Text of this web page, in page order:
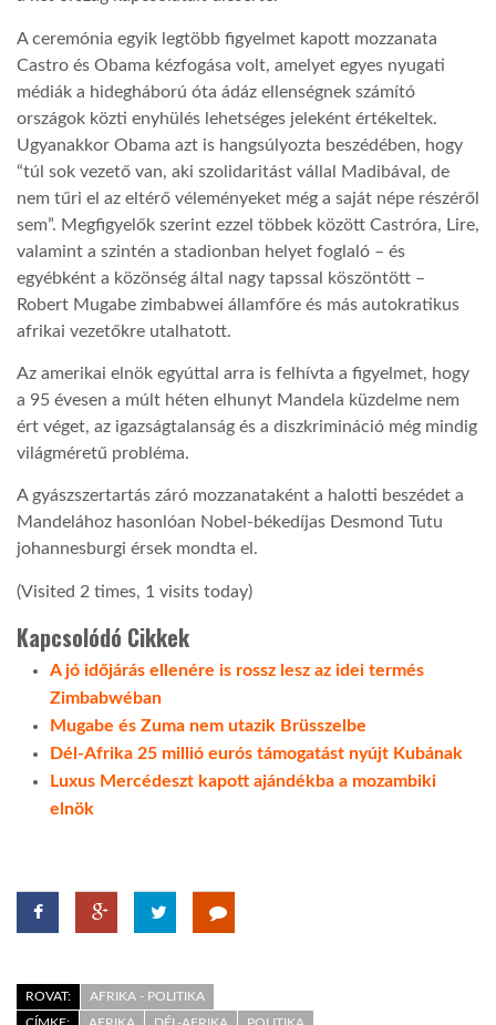
A ceremónia egyik legtöbb figyelmet kapott mozzanata
Castro és Obama kézfogása volt, amelyet egyes nyugati
médiák a hidegháború óta ádáz ellenségnek számító
országok közti enyhülés lehetséges jeleként értékeltek.
Ugyanakkor Obama azt is hangsúlyozta beszédében, hogy
“túl sok vezető van, aki szolidaritást vállal Madibával, de
nem tűri el az eltérő véleményeket még a saját népe részéről
sem”. Megfigyelők szerint ezzel többek között Castróra, Lire,
valamint a szintén a stadionban helyet foglaló – és
egyébként a közönség által nagy tapssal köszöntött –
Robert Mugabe zimbabwei államfőre és más autokratikus
afrikai vezetőkre utalhatott.
Az amerikai elnök egyúttal arra is felhívta a figyelmet, hogy
a 95 évesen a múlt héten elhunyt Mandela küzdelme nem
ért véget, az igazságtalanság és a diszkrimináció még mindig
világméretű probléma.
A gyászszertartás záró mozzanataként a halotti beszédet a
Mandelához hasonlóan Nobel-békedíjas Desmond Tutu
johannesburgi érsek mondta el.
(Visited 2 times, 1 visits today)
Kapcsolódó Cikkek
A jó időjárás ellenére is rossz lesz az idei termés
Zimbabwéban
Mugabe és Zuma nem utazik Brüsszelbe
Dél-Afrika 25 millió eurós támogatást nyújt Kubának
Luxus Mercédeszt kapott ajándékba a mozambiki
elnök
ROVAT:
AFRIKA - POLITIKA